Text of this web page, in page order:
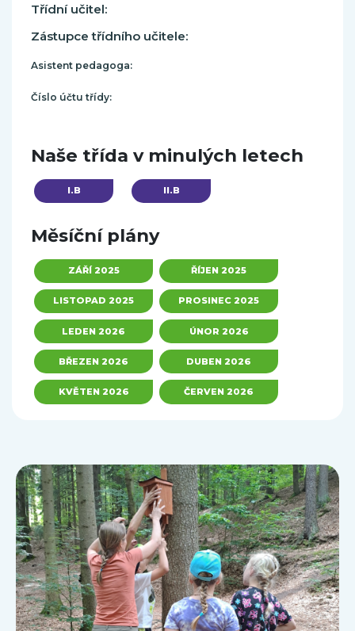
Třídní učitel:
Zástupce třídního učitele:
Asistent pedagoga:
Číslo účtu třídy:
Naše třída v minulých letech
I.B II.B
Měsíční plány
ZÁŘÍ 2025 ŘÍJEN 2025
LISTOPAD 2025 PROSINEC 2025
LEDEN 2026 ÚNOR 2026
BŘEZEN 2026 DUBEN 2026
KVĚTEN 2026 ČERVEN 2026